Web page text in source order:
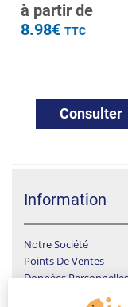
à partir de
8.98€ TTC
Consulter
Information
Notre Société
Points De Ventes
Données Personnelles